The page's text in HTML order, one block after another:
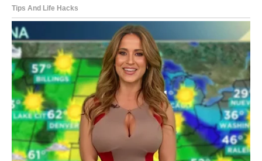
Vaša radost biće u unutrašnjem zadovoljstvu. U osećaju
da ste izdržali i da sada dolazi nagrada – makar mala, ali
zaslužena.
STRELAC
Strelčevi će krajem februara osetiti nalet optimizma.
Spontani plan, poziv za izlazak, nova ideja ili kratko
putovanje mogu vam potpuno promeniti raspoloženje.